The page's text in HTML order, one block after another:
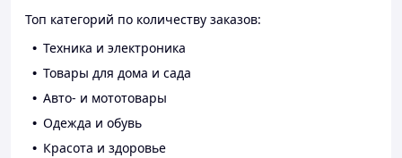
Топ категорий по количеству заказов:
Техника и электроника
Товары для дома и сада
Авто- и мототовары
Одежда и обувь
Красота и здоровье